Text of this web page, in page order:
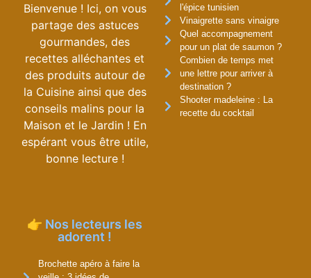
Bienvenue ! Ici, on vous
partage des astuces
gourmandes, des
recettes alléchantes et
des produits autour de
la Cuisine ainsi que des
conseils malins pour la
Maison et le Jardin ! En
espérant vous être utile,
bonne lecture !
l'épice tunisien
Vinaigrette sans vinaigre
Quel accompagnement
pour un plat de saumon ?
Combien de temps met
une lettre pour arriver à
destination ?
Shooter madeleine : La
recette du cocktail
👉 Nos lecteurs les
adorent !
Brochette apéro à faire la